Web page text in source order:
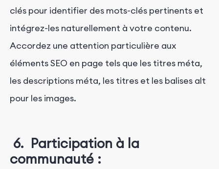
clés pour identifier des mots-clés pertinents et
intégrez-les naturellement à votre contenu.
Accordez une attention particulière aux
éléments SEO en page tels que les titres méta,
les descriptions méta, les titres et les balises alt
pour les images.
6. Participation à la
communauté :